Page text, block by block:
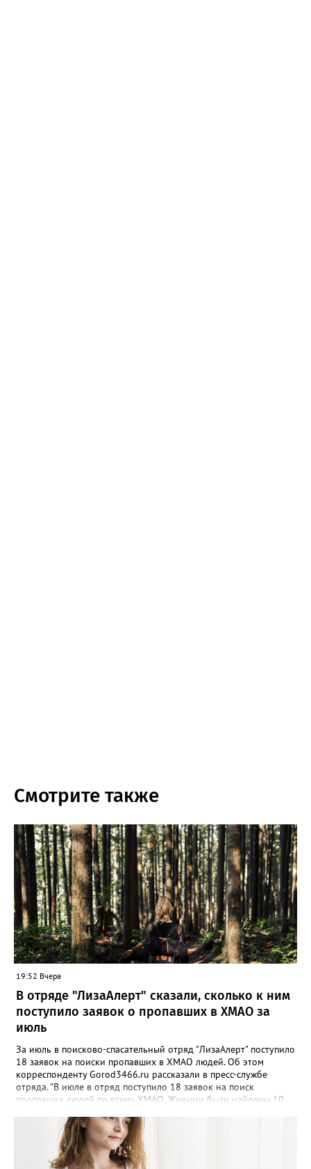
Смотрите также
19:52 Вчера
В отряде "ЛизаАлерт" сказали, сколько к ним
поступило заявок о пропавших в ХМАО за
июль
За июль в поисково-спасательный отряд "ЛизаАлерт" поступило
18 заявок на поиски пропавших в ХМАО людей. Об этом
корреспонденту Gorod3466.ru рассказали в пресс-службе
отряда. "В июле в отряд поступило 18 заявок на поиск
пропавших людей по всему ХМАО. Живыми были найдены 10
пресс-службе. В отряде отметили, что до сих пор не нашли трех
пропавших жителей региона, однако их поиски продолжаются -
распространяются ориентировки, проверяются свидетельства.
Ранее Gorod3466.ru сообщал, что большинство случаев